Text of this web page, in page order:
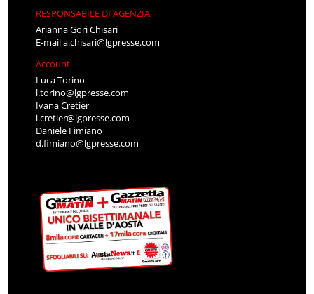
RESPONSABILE DI AGENZIA
Arianna Gori Chisari
E-maila.chisari@lgpresse.com
Account
Luca Torino
l.torino@lgpresse.com
Ivana Cretier
i.cretier@lgpresse.com
Daniele Fimiano
d.fimiano@lgpresse.com